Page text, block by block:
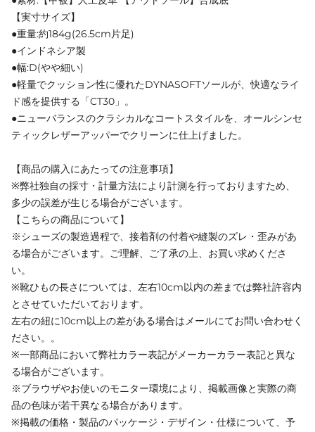
【実寸サイズ】
●重量:約184g(26.5cm片足)
●インドネシア製
●幅:D(やや細い)
●軽量でクッション性に優れたDYNASOFTソールが、快適なライ
ド感を提供する「CT30」。
●ニューバランスのクラシカルなコートスタイルを、オールシンセ
ティックレザーアッパーでクリーンに仕上げました。
【商品の購入にあたっての注意事項】
※弊社独自の採寸・計量方法により計測を行っておりますため、
多少の誤差が生じる場合がございます。
【こちらの商品について】
※シューズの製造過程で、接着剤の付着や縫製のズレ・歪みがあ
る場合がございます。ご理解、ご了承の上、お買い求めくださ
い。
※靴ひもの長さについては、左右10cm以内の差までは弊社許容内
とさせていただいております。
左右の紐に10cm以上の差がある場合はメールにてお問い合わせく
ださい。。
※一部商品において弊社カラー表記がメーカーカラー表記と異な
る場合がございます。
※ブラウザやお使いのモニター環境により、掲載画像と実際の商
品の色味が若干異なる場合があります。
※掲載の価格・製品のパッケージ・デザイン・仕様について、予